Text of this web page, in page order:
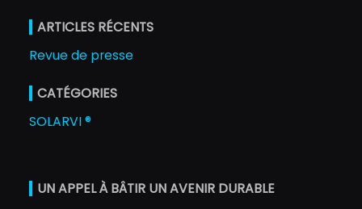
ARTICLES RÉCENTS
Revue de presse
CATÉGORIES
SOLARVI ®
UN APPEL À BÂTIR UN AVENIR DURABLE